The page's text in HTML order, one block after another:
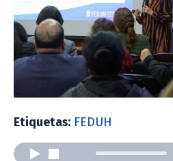
Etiquetas: FEDUH